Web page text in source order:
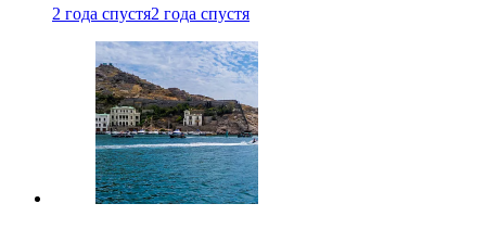
2 года спустя2 года спустя